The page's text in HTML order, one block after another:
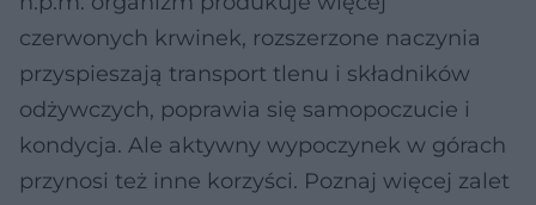
czerwonych krwinek, rozszerzone naczynia
przyspieszają transport tlenu i składników
odżywczych, poprawia się samopoczucie i
kondycja. Ale aktywny wypoczynek w górach
przynosi też inne korzyści. Poznaj więcej zalet